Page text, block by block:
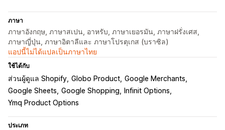
ภาษา
ภาษาอังกฤษ, ภาษาสเปน, อาหรับ, ภาษาเยอรมัน, ภาษาฝรั่งเศส,
ภาษาญี่ปุ่น, ภาษาอิตาลีและ ภาษาโปรตุเกส (บราซิล)
แอปนี้ไม่ได้แปลเป็นภาษาไทย
ใช้ได้กับ
ส่วนผู้ดูแล Shopify Globo Product Google Merchants
Google Sheets Google Shopping
Infinit Options
Ymq Product Options
ประเภท